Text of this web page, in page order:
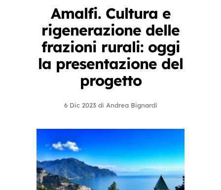
Amalfi. Cultura e
rigenerazione delle
frazioni rurali: oggi
la presentazione del
progetto
6 Dic 2023 di Andrea Bignardi